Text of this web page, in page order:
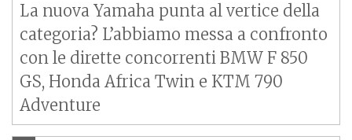
La nuova Yamaha punta al vertice della
categoria? L’abbiamo messa a confronto
con le dirette concorrenti BMW F 850
GS, Honda Africa Twin e KTM 790
Adventure